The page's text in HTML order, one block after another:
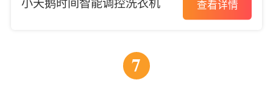
小天鹅时间智能调控洗衣机 查看详情
7